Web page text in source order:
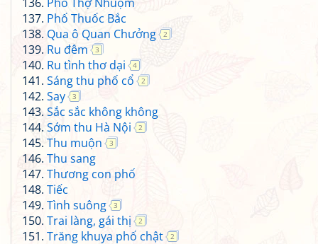
Phố Thuốc Bắc
Qua ô Quan Chưởng
2
Ru đêm 3
Ru tình thơ dại 4
Sáng thu phố cổ 2
Say 3
Sắc sắc không không
Sớm thu Hà Nội
2
Thu muộn 3
Thu sang
Thương con phố
Tiếc
Tình suông
3
Trai làng, gái thị 2
Trăng khuya phố chật 2